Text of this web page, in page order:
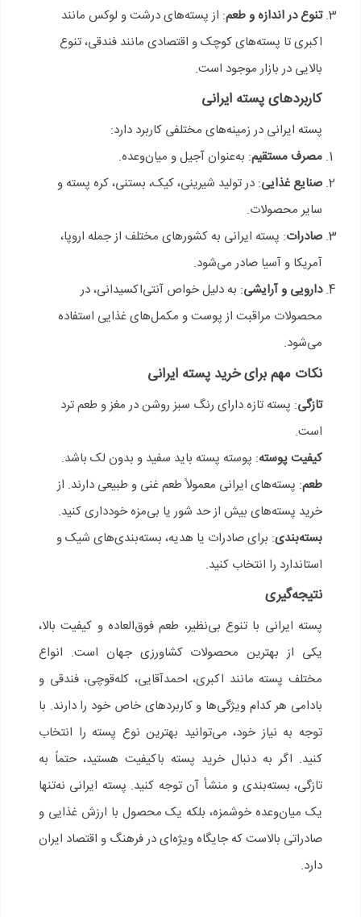
تنوع در اندازه و طعم: از پسته‌های درشت و لوکس مانند
اکبری تا پسته‌های کوچک و اقتصادی مانند فندقی، تنوع
بالایی در بازار موجود است.
کاربردهای پسته ایرانی
پسته ایرانی در زمینه‌های مختلفی کاربرد دارد:
مصرف مستقیم: به‌عنوان آجیل و میان‌وعده.
صنایع غذایی: در تولید شیرینی، کیک، بستنی، کره پسته و
سایر محصولات.
صادرات: پسته ایرانی به کشورهای مختلف از جمله اروپا،
آمریکا و آسیا صادر می‌شود.
دارویی و آرایشی: به دلیل خواص آنتی‌اکسیدانی، در
محصولات مراقبت از پوست و مکمل‌های غذایی استفاده
می‌شود.
نکات مهم برای خرید پسته ایرانی
تازگی: پسته تازه دارای رنگ سبز روشن در مغز و طعم ترد
است.
کیفیت پوسته: پوسته پسته باید سفید و بدون لک باشد.
طعم: پسته‌های ایرانی معمولاً طعم غنی و طبیعی دارند. از
خرید پسته‌های بیش از حد شور یا بی‌مزه خودداری کنید.
بسته‌بندی: برای صادرات یا هدیه، بسته‌بندی‌های شیک و
استاندارد را انتخاب کنید.
نتیجه‌گیری
پسته ایرانی با تنوع بی‌نظیر، طعم فوق‌العاده و کیفیت بالا،
یکی از بهترین محصولات کشاورزی جهان است. انواع
مختلف پسته مانند اکبری، احمدآقایی، کله‌قوچی، فندقی و
بادامی هر کدام ویژگی‌ها و کاربردهای خاص خود را دارند. با
توجه به نیاز خود، می‌توانید بهترین نوع پسته را انتخاب
کنید. اگر به دنبال خرید پسته باکیفیت هستید، حتماً به
تازگی، بسته‌بندی و منشأ آن توجه کنید. پسته ایرانی نه‌تنها
یک میان‌وعده خوشمزه، بلکه یک محصول با ارزش غذایی و
صادراتی بالاست که جایگاه ویژه‌ای در فرهنگ و اقتصاد ایران
دارد.